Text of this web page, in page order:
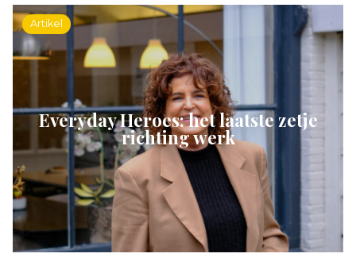
Artikel
Everyday Heroes: het laatste zetje
richting werk